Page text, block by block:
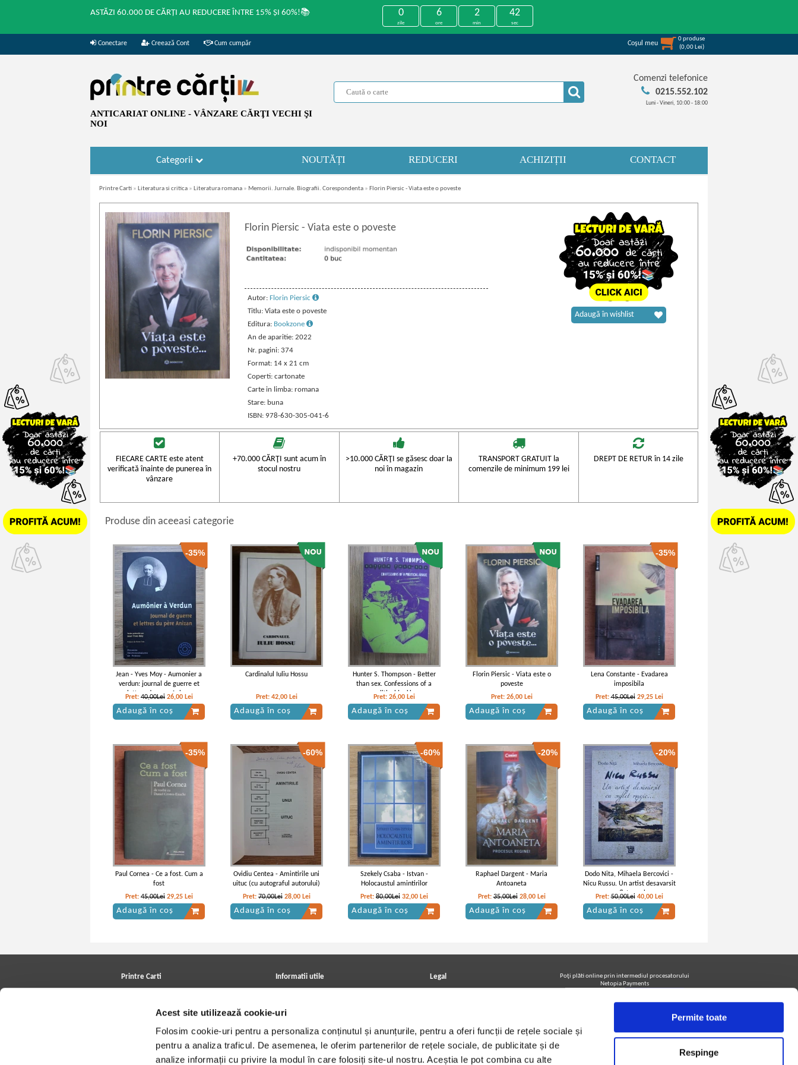
Acest site utilizează cookie-uri
Folosim cookie-uri pentru a personaliza conținutul și anunțurile, pentru a oferi funcții de rețele sociale și
pentru a analiza traficul. De asemenea, le oferim partenerilor de rețele sociale, de publicitate și de
analize informații cu privire la modul în care folosiți site-ul nostru. Aceștia le pot combina cu alte
Permite toate
Respinge
ASTĂZI 60.000 DE CĂRȚI AU REDUCERE ÎNTRE 15% ȘI 60%!📚 0
zile
6
ore
2
min
41
sec
Conectare Creează Cont Cum cumpăr Coşul meu
0produse
(0,00 Lei)
ANTICARIAT ONLINE - VÂNZARE CĂRŢI VECHI ŞI
NOI
Comenzi telefonice
0215.552.102
Luni - Vineri, 10:00 - 18:00
Categorii NOUTĂȚI REDUCERI ACHIZIȚII CONTACT
Printre Carti » Literatura si critica » Literatura romana » Memorii. Jurnale. Biografii. Corespondenta » Florin Piersic - Viata este o poveste
Florin Piersic - Viata este o poveste
Autor: Florin Piersic
Titlu: Viata este o poveste
Editura: Bookzone
An de aparitie: 2022
Nr. pagini: 374
Format: 14 x 21 cm
Coperti: cartonate
Carte in limba: romana
Stare: buna
ISBN: 978-630-305-041-6
Adaugă în wishlist
FIECARE CARTE este atent
verificată înainte de punerea în
vânzare
+70.000 CĂRŢI sunt acum în
stocul nostru
>10.000 CĂRŢI se găsesc doar la
noi în magazin
TRANSPORT GRATUIT la
comenzile de minimum 199 lei
DREPT DE RETUR în 14 zile
Produse din aceeasi categorie
-35%
Jean - Yves Moy - Aumonier a
verdun: journal de guerre et
lettres du pere Anizan
Pret: 40,00Lei 26,00 Lei
Adaugă în coș
Cardinalul Iuliu Hossu
Pret: 42,00 Lei
Adaugă în coș
Hunter S. Thompson - Better
than sex. Confessions of a
political junkie
Pret: 26,00 Lei
Adaugă în coș
Florin Piersic - Viata este o
poveste
Pret: 26,00 Lei
Adaugă în coș
-35%
Lena Constante - Evadarea
imposibila
Pret:45,00Lei 29,25 Lei
Adaugă în coș
-35%
Paul Cornea - Ce a fost. Cum a
fost
Pret: 45,00Lei 29,25 Lei
Adaugă în coș
-60%
Ovidiu Centea - Amintirile uni
uituc (cu autograful autorului)
Pret:70,00Lei 28,00 Lei
Adaugă în coș
-60%
Szekely Csaba - Istvan -
Holocaustul amintirilor
Pret:80,00Lei 32,00 Lei
Adaugă în coș
-20%
Raphael Dargent - Maria
Antoaneta
Pret:35,00Lei 28,00 Lei
Adaugă în coș
-20%
Dodo Nita, Mihaela Bercovici -
Nicu Russu. Un artist desavarsit
cu suflet magic...
Pret:50,00Lei 40,00 Lei
Adaugă în coș
Printre Carti
Cele mai căutate cărți
Blog Printre Carti
Cărţi sub 5 lei
Informatii utile
Contact
Politica de livrare
Angajari - Cariere
Legal
Utilizare cookie-uri
Poţi plăti online prin intermediul procesatorului
Netopia Payments
Urmăreşte-ne pe facebook pentru a fi la curent cu
promoţiile PrintreCarti.ro